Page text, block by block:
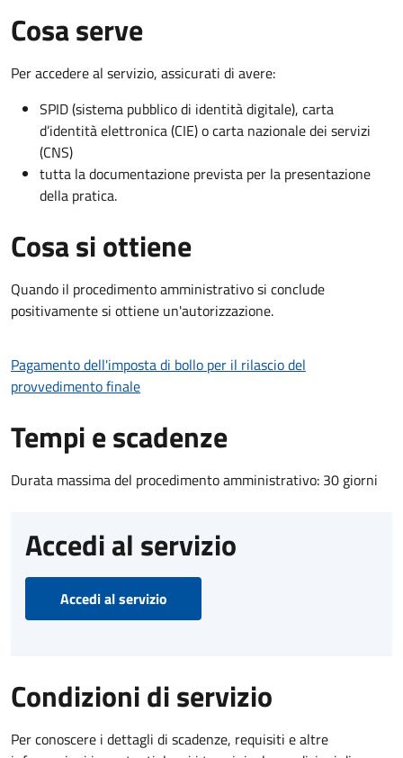
Cosa serve
Per accedere al servizio, assicurati di avere:
SPID (sistema pubblico di identità digitale), carta
d’identità elettronica (CIE) o carta nazionale dei servizi
(CNS)
tutta la documentazione prevista per la presentazione
della pratica.
Cosa si ottiene
Quando il procedimento amministrativo si conclude
positivamente si ottiene un'autorizzazione.
Pagamento dell'imposta di bollo per il rilascio del
provvedimento finale
Tempi e scadenze
Durata massima del procedimento amministrativo: 30 giorni
Accedi al servizio
Accedi al servizio
Condizioni di servizio
Per conoscere i dettagli di scadenze, requisiti e altre